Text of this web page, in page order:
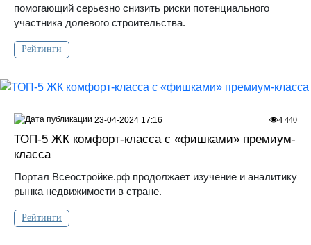
помогающий серьезно снизить риски потенциального
участника долевого строительства.
Рейтинги
ТОП-5 ЖК комфорт-класса с «фишками» премиум-
класса
Портал Всеостройке.рф продолжает изучение и аналитику
рынка недвижимости в стране.
Рейтинги
4 440
23-04-2024 17:16